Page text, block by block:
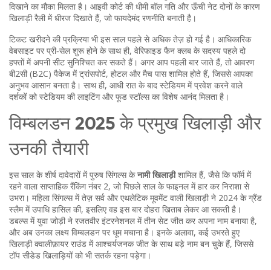
दिखाने का मौका मिलता है। आइवी कोर्ट की धीमी बॉल गति और ऊँची नेट दोनों के कारण
खिलाड़ी रैली में धीरज दिखाते हैं, जो फायदेमंद रणनीति बनाती है।
टिकट खरीदने की प्रक्रिया भी इस साल पहले से अधिक तेज़ हो गई है। आधिकारिक
वेबसाइट पर प्री‑सेल शुरू होने के साथ ही, वेरिफाइड फैन क्लब के सदस्य पहले दो
हफ्तों में अपनी सीट सुनिश्चित कर सकते हैं। अगर आप पहली बार जाते हैं, तो आवरण
बी2सी (B2C) पैकेज में ट्रांसपोर्ट, होटल और मैच पास शामिल होते हैं, जिससे आपका
अनुभव आसान बनता है। साथ ही, आधी रात के बाद स्टेडियम में प्रवेश करने वाले
दर्शकों को स्टेडियम की लाइटिंग और फूड स्टॉल्स का विशेष आनंद मिलता है।
विम्बलडन 2025 के प्रमुख खिलाड़ी और
उनकी तैयारी
इस साल के शीर्ष दावेदारों में पुरुष सिंगल्स केनामी खिलाड़ीशामिल हैं, जैसे कि फॉर्म में
रहने वाला साप्ताहिक रैंकिंग नंबर 2, जो पिछले साल के फाइनल में हार कर निराशा से
उभरा। महिला सिंगल्स में तेज़ सर्व और एथलेटिक मूवमेंट वाली खिलाड़ी ने 2024 के ग्रैंड
स्लैम में उपाधि हासिल की, इसलिए वह इस बार दोहरा खिताब लेकर आ सकती है।
डबल्स में युवा जोड़ी ने रजतवीर इंटरनेशनल में तीन सेट जीत कर अपना नाम बनाया है,
और अब उनका लक्ष्य विम्बलडन पर धूम मचाना है। इनके अलावा, कई उभरते हुए
खिलाड़ी क्वालीफ़ायर राउंड में आश्चर्यजनक जीत के साथ बड़े नाम बन चुके हैं, जिससे
टॉप सीडेड खिलाड़ियों को भी सतर्क रहना पड़ेगा।